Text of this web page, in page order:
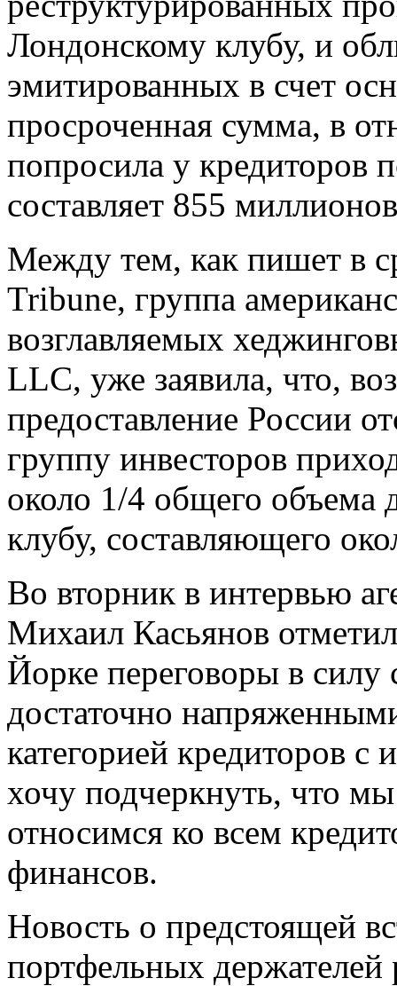
Лондонскому клубу, и
эмитированных в счет
просроченная сумма, в
попросила у кредиторов
составляет 855
Между тем, как пишет в
Tribune, группа
возглавляемых
LLC, уже заявила, что,
предоставление России
группу инвесторов
около 1/4 общего объема
клубу, составляющего
Во вторник в интервью
Михаил Касьянов
Йорке переговоры в
достаточно
категорией кредиторов
хочу подчеркнуть, что
относимся ко всем
финансов.
Новость о предстоящей
портфельных держателей